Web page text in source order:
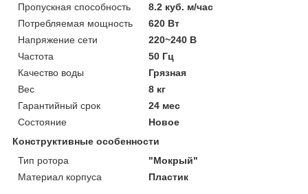
Пропускная способность
8.2 куб. м/час
Потребляемая мощность
620 Вт
Напряжение сети
220~240 В
Частота
50 Гц
Качество воды
Грязная
Вес
8 кг
Гарантийный срок
24 мес
Состояние
Новое
Конструктивные особенности
Тип ротора
"Мокрый"
Материал корпуса
Пластик